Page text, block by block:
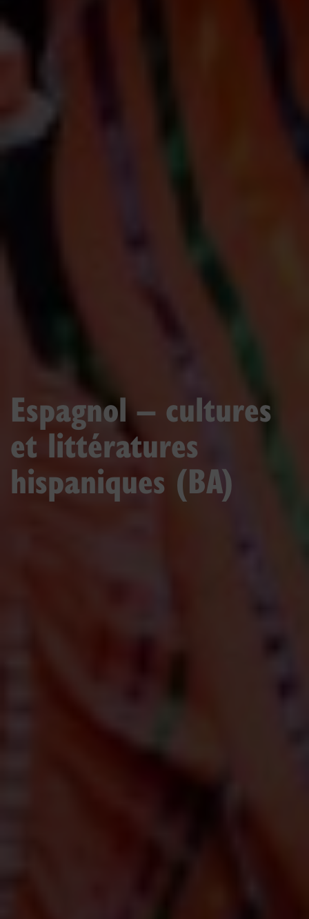
Espagnol – cultures
et littératures
hispaniques (BA)